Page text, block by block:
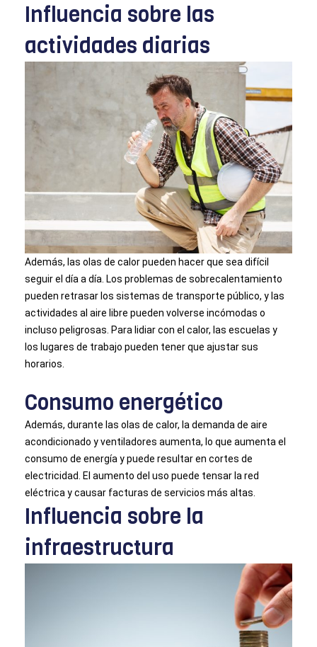
Influencia sobre las
actividades diarias
Además, las olas de calor pueden hacer que sea difícil
seguir el día a día. Los problemas de sobrecalentamiento
pueden retrasar los sistemas de transporte público, y las
actividades al aire libre pueden volverse incómodas o
incluso peligrosas. Para lidiar con el calor, las escuelas y
los lugares de trabajo pueden tener que ajustar sus
horarios.
Consumo energético
Además, durante las olas de calor, la demanda de aire
acondicionado y ventiladores aumenta, lo que aumenta el
consumo de energía y puede resultar en cortes de
electricidad. El aumento del uso puede tensar la red
eléctrica y causar facturas de servicios más altas.
Influencia sobre la
infraestructura